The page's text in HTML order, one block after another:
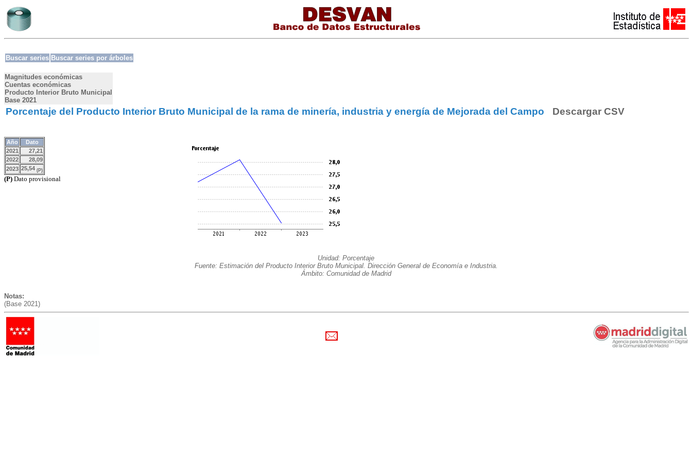
Buscar series Buscar series por árboles
Magnitudes económicas
Cuentas económicas
Producto Interior Bruto Municipal
Base 2021
Porcentaje del Producto Interior Bruto Municipal de la rama de minería, industria y energía de Mejorada del Campo Descargar CSV
Año
Dato
2021
27,21
2022
28,09
2023 25,54 (P)
(P) Dato provisional
Unidad: Porcentaje
Fuente: Estimación del Producto Interior Bruto Municipal. Dirección General de Economía e Industria.
Ámbito: Comunidad de Madrid
Notas:
(Base 2021)